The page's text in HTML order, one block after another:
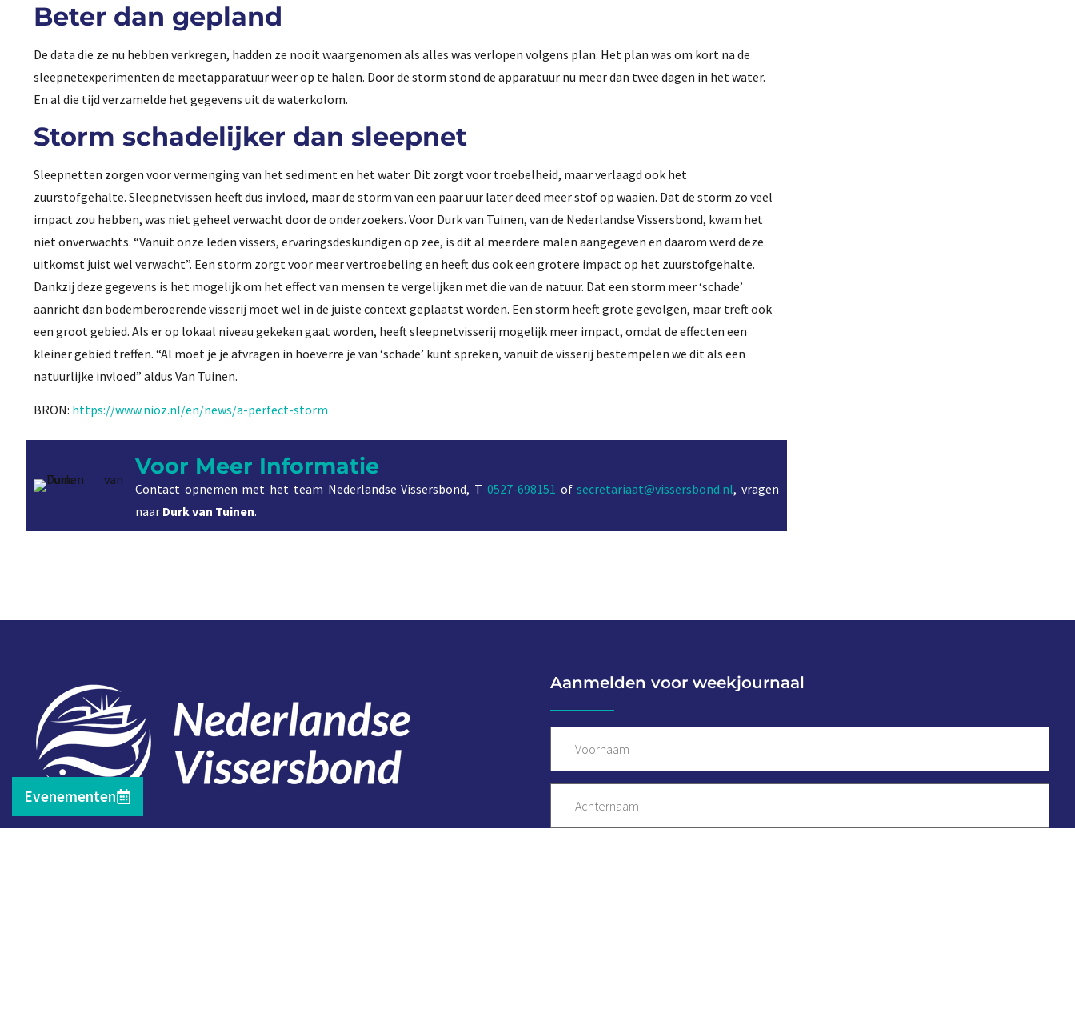
Beter dan gepland
De data die ze nu hebben verkregen, hadden ze nooit waargenomen als alles was verlopen volgens plan. Het plan was om kort na de
sleepnetexperimenten de meetapparatuur weer op te halen. Door de storm stond de apparatuur nu meer dan twee dagen in het water.
En al die tijd verzamelde het gegevens uit de waterkolom.
Storm schadelijker dan sleepnet
Sleepnetten zorgen voor vermenging van het sediment en het water. Dit zorgt voor troebelheid, maar verlaagd ook het
zuurstofgehalte. Sleepnetvissen heeft dus invloed, maar de storm van een paar uur later deed meer stof op waaien. Dat de storm zo veel
impact zou hebben, was niet geheel verwacht door de onderzoekers. Voor Durk van Tuinen, van de Nederlandse Vissersbond, kwam het
niet onverwachts. “Vanuit onze leden vissers, ervaringsdeskundigen op zee, is dit al meerdere malen aangegeven en daarom werd deze
uitkomst juist wel verwacht”. Een storm zorgt voor meer vertroebeling en heeft dus ook een grotere impact op het zuurstofgehalte.
Dankzij deze gegevens is het mogelijk om het effect van mensen te vergelijken met die van de natuur. Dat een storm meer ‘schade’
aanricht dan bodemberoerende visserij moet wel in de juiste context geplaatst worden. Een storm heeft grote gevolgen, maar treft ook
een groot gebied. Als er op lokaal niveau gekeken gaat worden, heeft sleepnetvisserij mogelijk meer impact, omdat de effecten een
kleiner gebied treffen. “Al moet je je afvragen in hoeverre je van ‘schade’ kunt spreken, vanuit de visserij bestempelen we dit als een
natuurlijke invloed” aldus Van Tuinen.
BRON: https://www.nioz.nl/en/news/a-perfect-storm
Voor Meer Informatie
Contact opnemen met het team Nederlandse Vissersbond, T 0527-698151 ofsecretariaat@vissersbond.nl, vragen
naar Durk van Tuinen.
Evenementen
Aanmelden voor weekjournaal